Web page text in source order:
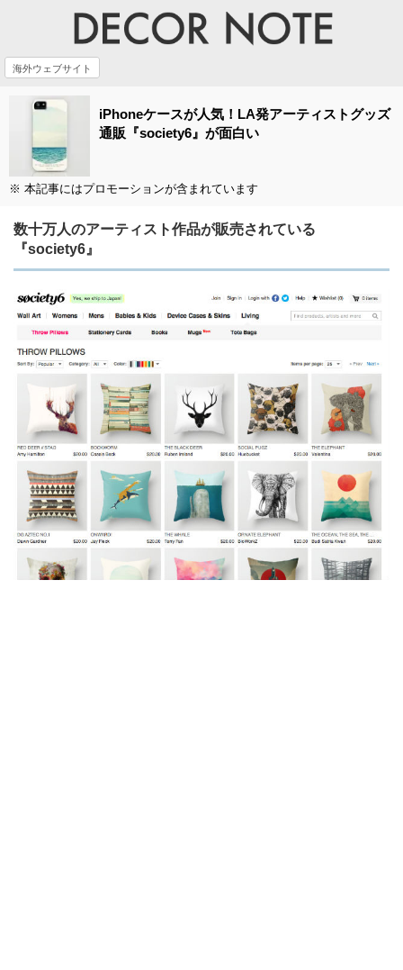
海外ウェブサイト
iPhoneケースが人気！LA発アーティストグッズ
通販『society6』が面白い
※ 本記事にはプロモーションが含まれています
数十万人のアーティスト作品が販売されている
『society6』